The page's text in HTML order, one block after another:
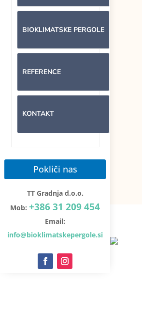
BIOKLIMATSKE PERGOLE
REFERENCE
KONTAKT
Pokliči nas
TT Gradnja d.o.o.
Mob: +386 31 209 454
Email:
info@bioklimatskepergole.si